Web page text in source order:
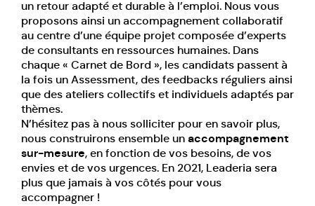
un retour adapté et durable à l’emploi. Nous vous
proposons ainsi un accompagnement collaboratif
au centre d’une équipe projet composée d’experts
de consultants en ressources humaines. Dans
chaque « Carnet de Bord », les candidats passent à
la fois un Assessment, des feedbacks réguliers ainsi
que des ateliers collectifs et individuels adaptés par
thèmes.
N’hésitez pas à nous solliciter pour en savoir plus,
nous construirons ensemble unaccompagnement
sur-mesure, en fonction de vos besoins, de vos
envies et de vos urgences. En 2021, Leaderia sera
plus que jamais à vos côtés pour vous
accompagner !